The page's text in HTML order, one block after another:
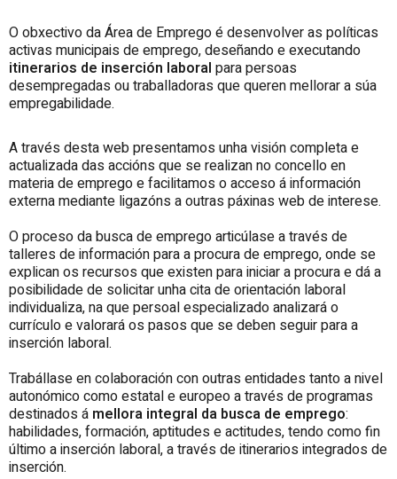
O obxectivo da Área de Emprego é desenvolver as políticas
activas municipais de emprego, deseñando e executando
itinerarios de inserción laboral para persoas
desempregadas ou traballadoras que queren mellorar a súa
empregabilidade.
A través desta web presentamos unha visión completa e
actualizada das accións que se realizan no concello en
materia de emprego e facilitamos o acceso á información
externa mediante ligazóns a outras páxinas web de interese.
O proceso da busca de emprego articúlase a través de
talleres de información para a procura de emprego, onde se
explican os recursos que existen para iniciar a procura e dá a
posibilidade de solicitar unha cita de orientación laboral
individualiza, na que persoal especializado analizará o
currículo e valorará os pasos que se deben seguir para a
inserción laboral.
Trabállase en colaboración con outras entidades tanto a nivel
autonómico como estatal e europeo a través de programas
destinados á mellora integral da busca de emprego:
habilidades, formación, aptitudes e actitudes, tendo como fin
último a inserción laboral, a través de itinerarios integrados de
inserción.